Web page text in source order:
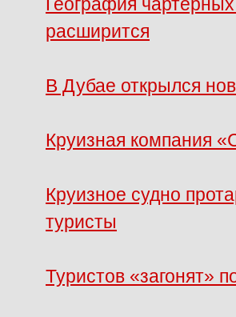
расширится
В Дубае открылся
Круизная компания
Круизное судно
туристы
Туристов «загонят»